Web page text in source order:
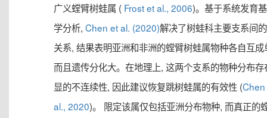
广义螳臂树蛙属 ( Frost et al., 2006)。基于系统发育
学分析, Chen et al. (2020)解决了树蛙科主要支系间
关系, 结果表明亚洲和非洲的螳臂树蛙属物种各自互成
而且遗传分化大。在地理上, 这两个支系的物种分布存
显的不连续性, 因此建议恢复跳树蛙属的有效性 (
al., 2020)。 限定该属仅包括亚洲分布物种, 而真正的